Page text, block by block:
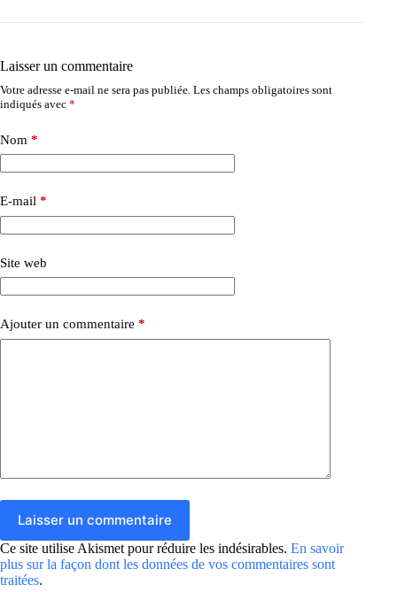
Laisser un commentaire
Votre adresse e-mail ne sera pas publiée. Les champs obligatoires sont
indiqués avec *
Nom *
E-mail *
Site web
Ajouter un commentaire *
Laisser un commentaire
Ce site utilise Akismet pour réduire les indésirables. En savoir
plus sur la façon dont les données de vos commentaires sont
traitées.